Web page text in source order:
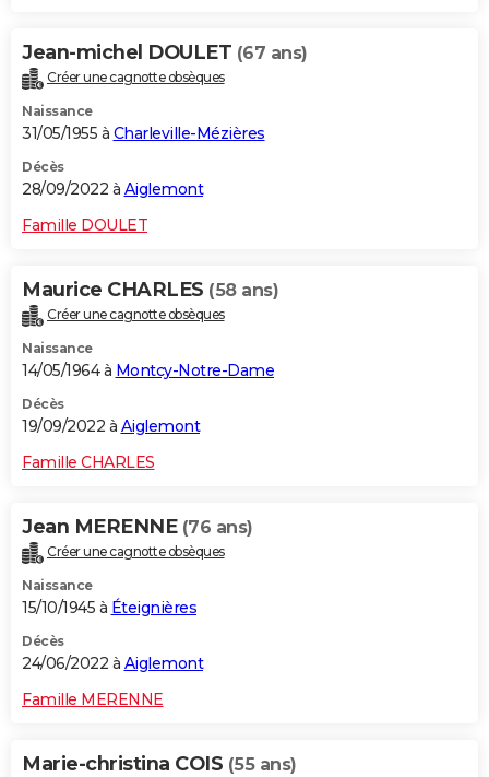
Jean-michel DOULET (67 ans)
Créer une cagnotte obsèques
Naissance
31/05/1955 à Charleville-Mézières
Décès
28/09/2022 à Aiglemont
Famille DOULET
Maurice CHARLES (58 ans)
Créer une cagnotte obsèques
Naissance
14/05/1964 à Montcy-Notre-Dame
Décès
19/09/2022 à Aiglemont
Famille CHARLES
Jean MERENNE (76 ans)
Créer une cagnotte obsèques
Naissance
15/10/1945 à Éteignières
Décès
24/06/2022 à Aiglemont
Famille MERENNE
Marie-christina COIS (55 ans)